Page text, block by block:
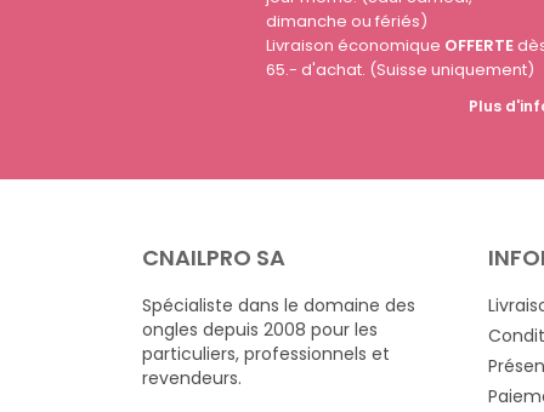
dimanche ou fériés)
Livraison économique OFFERTE
65.- d'achat. (Suisse uniquement)
Plus
CNAILPRO SA
Spécialiste dans le domaine des
ongles depuis 2008 pour les
particuliers, professionnels et
revendeurs.